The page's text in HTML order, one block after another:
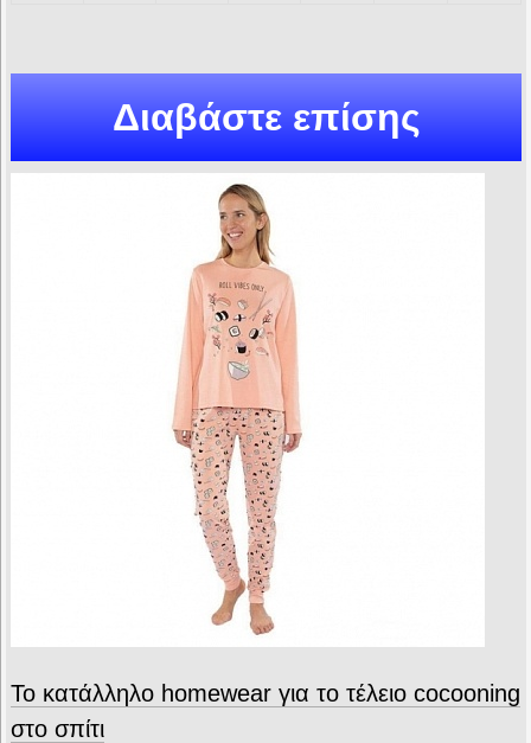
Διαβάστε επίσης
Το κατάλληλο homewear για το τέλειο cocooning
στο σπίτι